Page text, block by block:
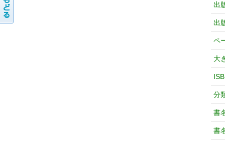
出
出
ペ
大
分
書
書